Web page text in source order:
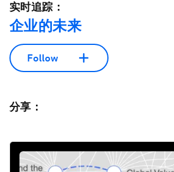
实时追踪：
企业的未来
Follow
分享：